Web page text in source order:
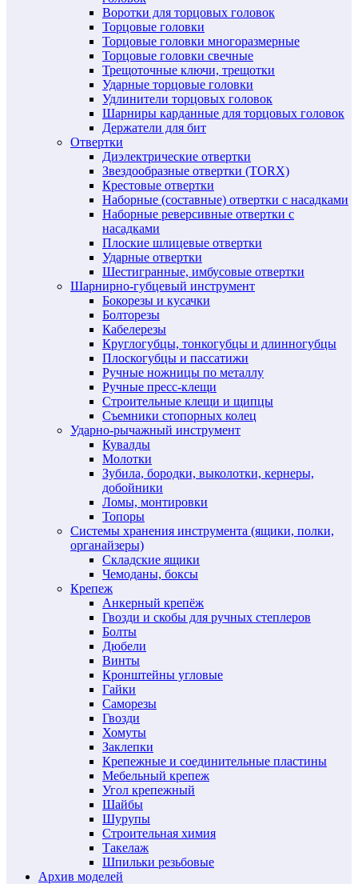
Воротки для торцовых головок
Торцовые головки
Торцовые головки многоразмерные
Торцовые головки свечные
Трещоточные ключи, трещотки
Ударные торцовые головки
Удлинители торцовых головок
Шарниры карданные для торцовых головок
Держатели для бит
Отвертки
Диэлектрические отвертки
Звездообразные отвертки (TORX)
Крестовые отвертки
Наборные (составные) отвертки с насадками
Наборные реверсивные отвертки с
насадками
Плоские шлицевые отвертки
Ударные отвертки
Шестигранные, имбусовые отвертки
Шарнирно-губцевый инструмент
Бокорезы и кусачки
Болторезы
Кабелерезы
Круглогубцы, тонкогубцы и длинногубцы
Плоскогубцы и пассатижи
Ручные ножницы по металлу
Ручные пресс-клещи
Строительные клещи и щипцы
Съемники стопорных колец
Ударно-рычажный инструмент
Кувалды
Молотки
Зубила, бородки, выколотки, кернеры,
добойники
Ломы, монтировки
Топоры
Системы хранения инструмента (ящики, полки,
органайзеры)
Складские ящики
Чемоданы, боксы
Крепеж
Анкерный крепёж
Гвозди и скобы для ручных степлеров
Болты
Дюбели
Винты
Кронштейны угловые
Гайки
Саморезы
Гвозди
Хомуты
Заклепки
Крепежные и соединительные пластины
Мебельный крепеж
Угол крепежный
Шайбы
Шурупы
Строительная химия
Такелаж
Шпильки резьбовые
Архив моделей